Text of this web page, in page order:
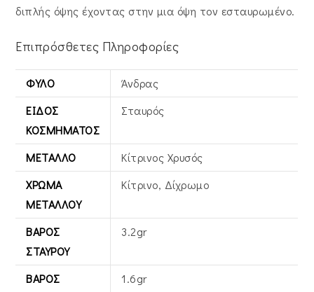
διπλής όψης έχοντας στην μια όψη τον εσταυρωμένο.
Επιπρόσθετες Πληροφορίες
ΦΎΛΟ
Άνδρας
ΕΊΔΟΣ
ΚΟΣΜΉΜΑΤΟΣ
Σταυρός
ΜΈΤΑΛΛΟ
Κίτρινος Xρυσός
ΧΡΏΜΑ
ΜΕΤΆΛΛΟΥ
Κίτρινο, Δίχρωμο
ΒΆΡΟΣ
ΣΤΑΥΡΟΎ
3.2gr
ΒΆΡΟΣ
1.6gr